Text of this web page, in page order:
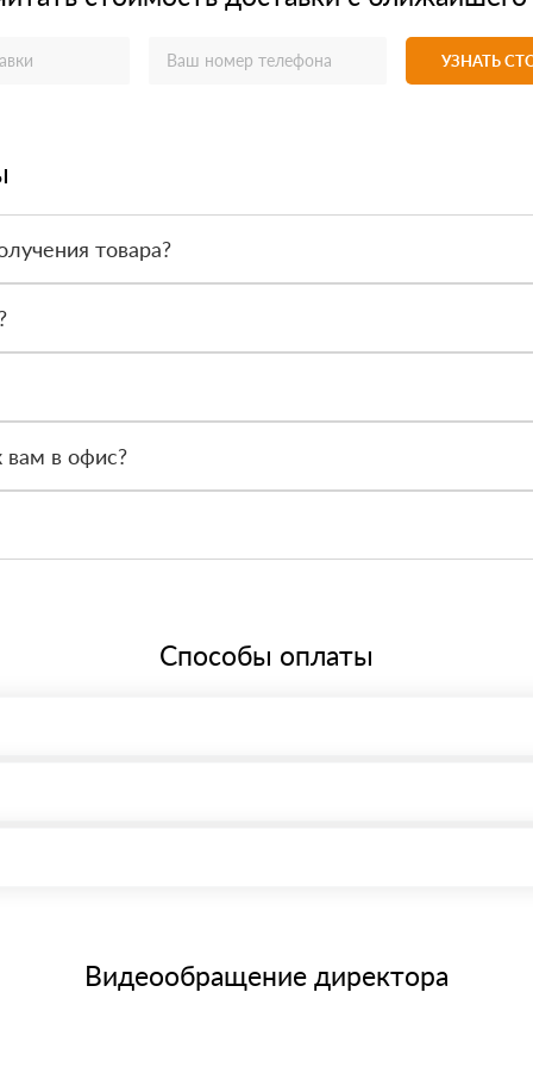
УЗНАТЬ
товара?
вам в офис?
Способы оплаты
банковским картам
Видеообращение директора